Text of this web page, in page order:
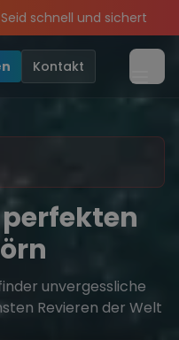
die letzten Plätze. •
und Deine sailwithus-
deinen ersten Törn! •
Geschichten des
Kontakt
unvergessliche
Revieren der Welt